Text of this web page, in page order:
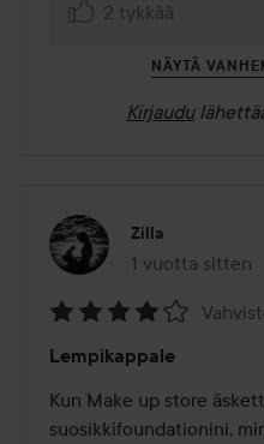
2 tykkää
NÄYTÄ
Kirjaudu
Zilla
1 vuotta sitten
Viesti luotiin 1
4
/
5
Lempikappale
Kun Make up store
suosikkifoundationini,